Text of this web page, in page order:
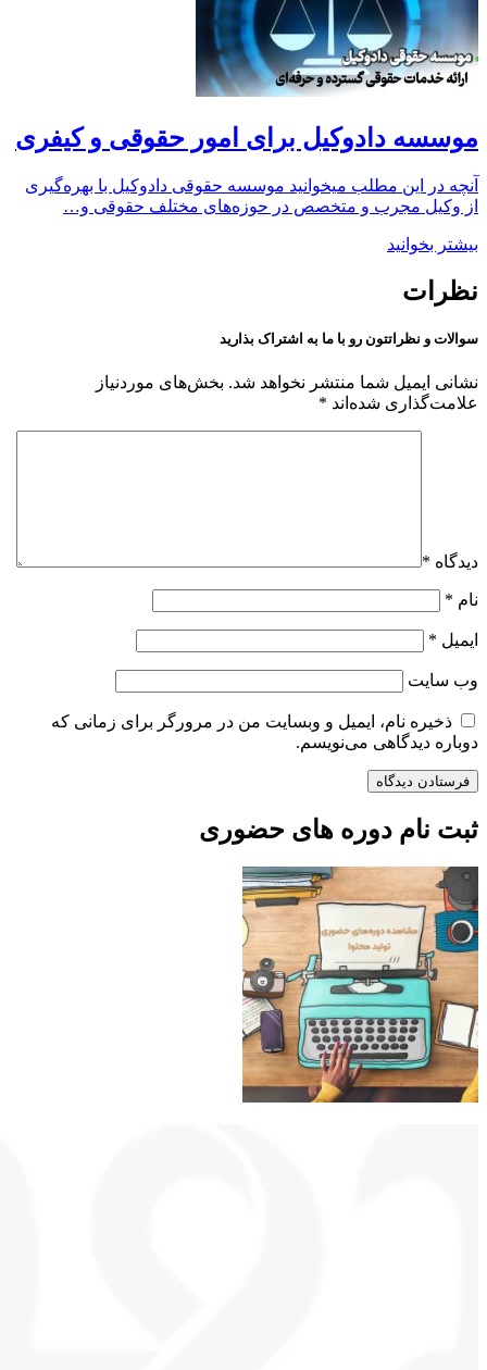
موسسه دادوکیل برای امور حقوقی و کیفری
آنچه در این مطلب میخوانید موسسه حقوقی دادوکیل با بهره‌گیری
از وکیل مجرب و متخصص در حوزه‌های مختلف حقوقی و…
بیشتر بخوانید
نظرات
سوالات و نظراتتون رو با ما به اشتراک بذارید
نشانی ایمیل شما منتشر نخواهد شد. بخش‌های موردنیاز
علامت‌گذاری شده‌اند *
دیدگاه *
نام *
ایمیل *
وب‌ سایت
ذخیره نام، ایمیل و وبسایت من در مرورگر برای زمانی که
دوباره دیدگاهی می‌نویسم.
ثبت نام دوره های حضوری